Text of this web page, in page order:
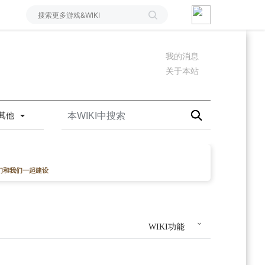
我的消息
关于本站
他
和我们一起建设
WIKI功能